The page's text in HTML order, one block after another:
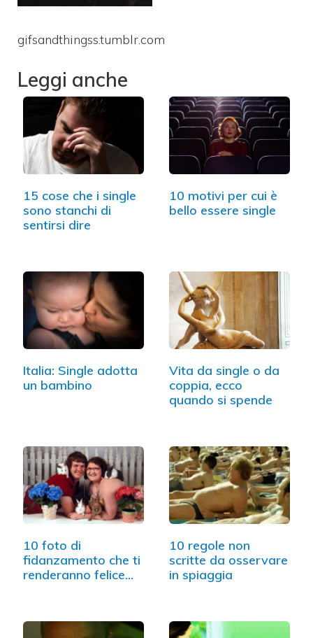
gifsandthingss.tumblr.com
Leggi anche
15 cose che i single
sono stanchi di
sentirsi dire
10 motivi per cui è
bello essere single
Italia: Single adotta
un bambino
Vita da single o da
coppia, ecco
quando si spende
10 foto di
fidanzamento che ti
renderanno felice
10 regole non
scritte da osservare
in spiaggia